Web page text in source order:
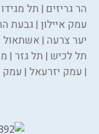
הר גריזים | תל
עמק איילון | גבעת
יער צרעה |
תל לכיש | תל גזר |
| עמק יזרעאל | עמק